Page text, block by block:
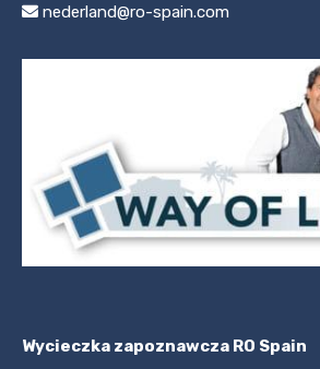
nederland@ro-spain.com
Wycieczka zapoznawcza RO Spain